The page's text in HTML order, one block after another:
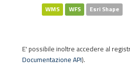
WMS WFS Esri Shape
E' possibile inoltre accedere al
Documentazione API).